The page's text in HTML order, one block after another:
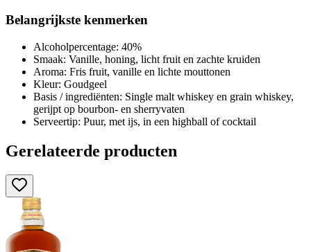
Belangrijkste kenmerken
Alcoholpercentage: 40%
Smaak: Vanille, honing, licht fruit en zachte kruiden
Aroma: Fris fruit, vanille en lichte mouttonen
Kleur: Goudgeel
Basis / ingrediënten: Single malt whiskey en grain whiskey,
gerijpt op bourbon- en sherryvaten
Serveertip: Puur, met ijs, in een highball of cocktail
Gerelateerde producten